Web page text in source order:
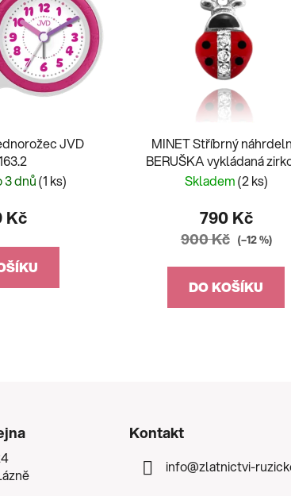
JVD
3 dnů(1 ks)
Kč
MINET Stříbrný
BERUŠKA vykládaná
JMAD0001SN38
Skladem(2 ks)
790 Kč
900 Kč (–12 %)
DO KOŠÍKU
Kontakt
info@zlatnictvi-